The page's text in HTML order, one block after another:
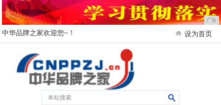
广告
中华品牌之家欢迎您~！ 设为首页